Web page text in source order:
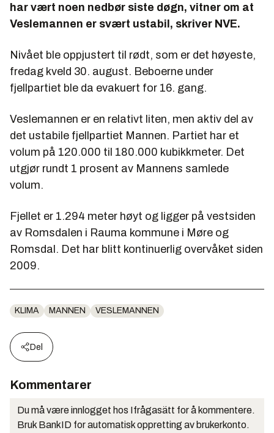
har vært noen nedbør siste døgn, vitner om at
Veslemannen er svært ustabil, skriver NVE.
Nivået ble oppjustert til rødt, som er det høyeste,
fredag kveld 30. august. Beboerne under
fjellpartiet ble da evakuert for 16. gang.
Veslemannen er en relativt liten, men aktiv del av
det ustabile fjellpartiet Mannen. Partiet har et
volum på 120.000 til 180.000 kubikkmeter. Det
utgjør rundt 1 prosent av Mannens samlede
volum.
Fjellet er 1.294 meter høyt og ligger på vestsiden
av Romsdalen i Rauma kommune i Møre og
Romsdal. Det har blitt kontinuerlig overvåket siden
2009.
KLIMA MANNEN VESLEMANNEN
Del
Kommentarer
Du må være innlogget hos Ifrågasätt for å kommentere.
Bruk BankID for automatisk oppretting av brukerkonto.